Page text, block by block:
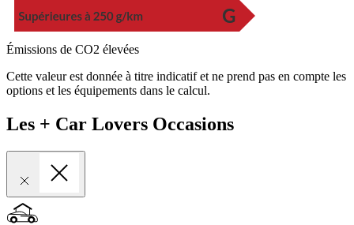
Émissions de CO2 élevées
Cette valeur est donnée à titre indicatif et ne prend pas en compte les
options et les équipements dans le calcul.
Les + Car Lovers Occasions